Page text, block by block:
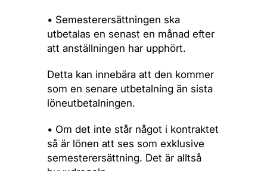
• Semesterersättningen ska
utbetalas en senast en månad efter
att anställningen har upphört.
Detta kan innebära att den kommer
som en senare utbetalning än sista
löneutbetalningen.
• Om det inte står något i kontraktet
så är lönen att ses som exklusive
semesterersättning. Det är alltså